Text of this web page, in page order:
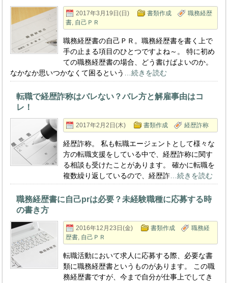
2017年3月19日(日) 書類作成
職務経歴
書, 自己ＰＲ
職務経歴書の自己ＰＲ。職務経歴書を書く上で
手の止まる項目のひとつですよね～。 特に初め
ての職務経歴書の場合、どう書けばよいのか。
なかなか思いつかなくて困るという
…続きを読む
転職で経歴詐称はバレない？バレ方と解雇事由はコ
レ！
2017年2月2日(木) 書類作成 経歴詐称
経歴詐称。 私も転職エージェントとして様々な
方の転職支援をしている中で、経歴詐称に関す
る相談も受けたことがあります。 確かに転職を
複数繰り返しているので、経歴詐 …続きを読む
職務経歴書に自己prは必要？未経験職種に応募する時
の書き方
2016年12月23日(金) 書類作成
職務経
歴書, 自己ＰＲ
転職活動において求人に応募する際、必要な書
類に職務経歴書というものがあります。 この職
務経歴書ですが、今まで自分が仕事上でしてき